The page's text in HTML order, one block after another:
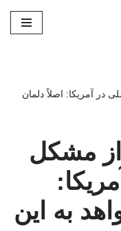
در آمریکا: اصلاً دلمان
از مشکل
به این